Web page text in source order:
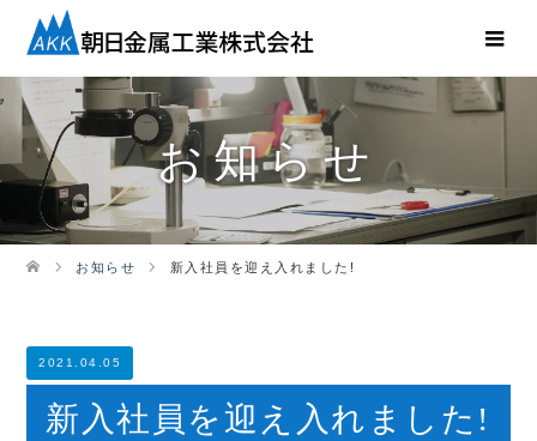
お知らせ
お知らせ 新入社員を迎え入れました!
2021.04.05
新入社員を迎え入れました!